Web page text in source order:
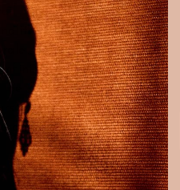
pas si
Elle
Vous
Tout
de laisser
sont de
au revers